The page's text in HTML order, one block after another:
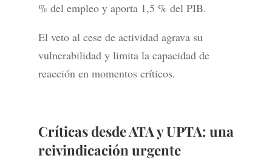
% del empleo y aporta 1,5 % del PIB.
El veto al cese de actividad agrava su
vulnerabilidad y limita la capacidad de
reacción en momentos críticos.
Críticas desde ATA y UPTA: una
reivindicación urgente